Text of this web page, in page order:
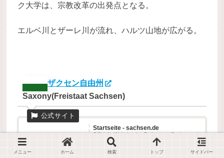
ク大学は、宗教改革の出発点となる。
エルベ川とザーレ川が流れ、ハルツ山地が広がる。
ザクセン自由州
Saxony(Freistaat Sachsen)
Startseite - sachsen.de
Offizielle Website des Freistaates Sachsen mit
Informationen zu u.a. Bürgern und Freistaat,
Wirtschaft, Umwelt, Bildung,...
メニュー ホーム 検索 トップ サイドバー